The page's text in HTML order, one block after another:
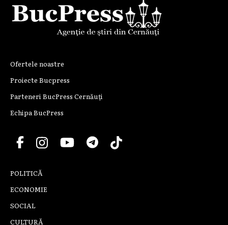
Ofertele noastre
Proiecte Bucpress
Parteneri BucPress Cernăuți
Echipa BucPress
POLITICĂ
ECONOMIE
SOCIAL
CULTURĂ